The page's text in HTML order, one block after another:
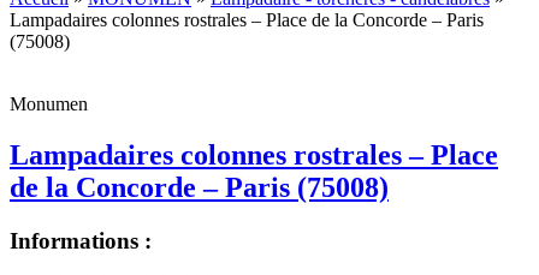
Lampadaires colonnes rostrales – Place de la Concorde – Paris
(75008)
Monumen
Lampadaires colonnes rostrales – Place
de la Concorde – Paris (75008)
Informations :